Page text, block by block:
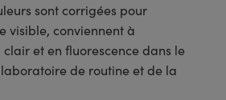
sont corrigées pour
visible, conviennent à
et en fluorescence dans le
de routine et de la